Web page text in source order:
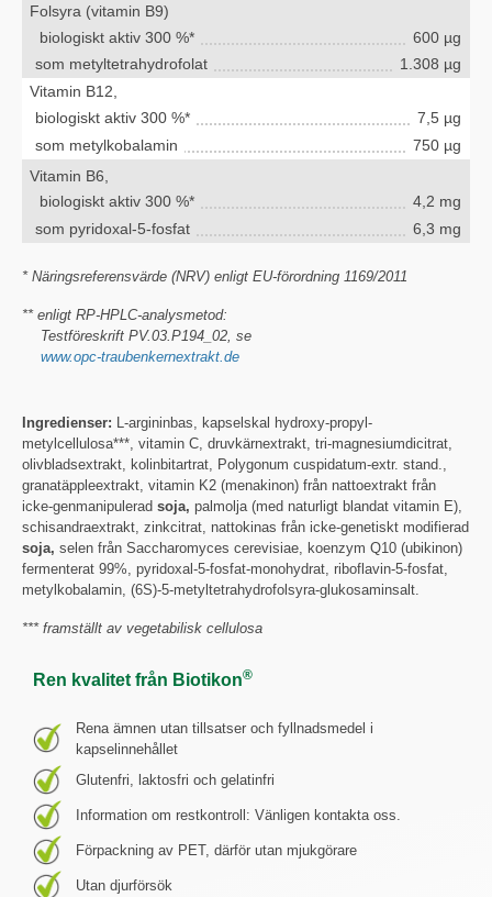
Folsyra (vitamin B9)
biologiskt aktiv 300 %*
600 µg
som metyltetrahydrofolat
1.308 µg
Vitamin B12,
biologiskt aktiv 300 %*
7,5 µg
som metylkobalamin
750 µg
Vitamin B6,
biologiskt aktiv 300 %*
4,2 mg
som pyridoxal-5-fosfat
6,3 mg
* Näringsreferensvärde (NRV) enligt EU-förordning 1169/2011
** enligt RP-HPLC-analysmetod:
Testföreskrift PV.03.P194_02, se
www.opc-traubenkernextrakt.de
Ingredienser: L-argininbas, kapselskal hydroxy-propyl-
metylcellulosa***, vitamin C, druvkärnextrakt, tri-magnesiumdicitrat,
olivbladsextrakt, kolinbitartrat, Polygonum cuspidatum-extr. stand.,
granatäppleextrakt, vitamin K2 (menakinon) från nattoextrakt från
icke-genmanipulerad soja, palmolja (med naturligt blandat vitamin E),
schisandraextrakt, zinkcitrat, nattokinas från icke-genetiskt modifierad
soja, selen från Saccharomyces cerevisiae, koenzym Q10 (ubikinon)
fermenterat 99%, pyridoxal-5-fosfat-monohydrat, riboflavin-5-fosfat,
metylkobalamin, (6S)-5-metyltetrahydrofolsyra-glukosaminsalt.
*** framställt av vegetabilisk cellulosa
Ren kvalitet från Biotikon®
Rena ämnen utan tillsatser och fyllnadsmedel i
kapselinnehållet
Glutenfri, laktosfri och gelatinfri
Information om restkontroll: Vänligen kontakta oss.
Förpackning av PET, därför utan mjukgörare
Utan djurförsök